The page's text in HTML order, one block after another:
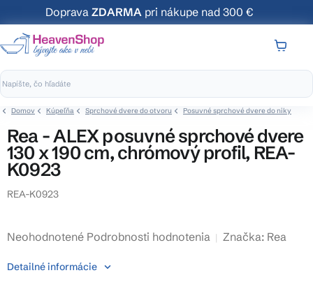
na
obsah
Doprava ZDARMA pri nákupe nad 300 €
KOŠÍK
Domov Kúpeľňa Sprchové dvere do otvoru Posuvné sprchové dvere do niky
Rea - ALEX posuvné sprchové dvere
130 x 190 cm, chrómový profil, REA-
K0923
REA-K0923
Priemerné
produktu
Neohodnotené Podrobnosti hodnotenia Značka: Rea
Detailné informácie